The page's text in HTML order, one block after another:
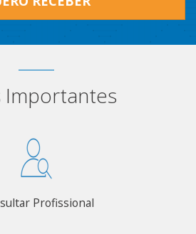
Importantes
Profissional